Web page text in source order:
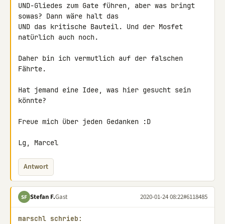
UND-Gliedes zum Gate führen, aber was bringt
sowas? Dann wäre halt das
UND das kritische Bauteil. Und der Mosfet
natürlich auch noch.
Daher bin ich vermutlich auf der falschen
Fährte.
Hat jemand eine Idee, was hier gesucht sein
könnte?
Freue mich über jeden Gedanken :D
Lg, Marcel
Antwort
SF Stefan F.Gast 2020-01-24 08:22#6118485
marschl schrieb: